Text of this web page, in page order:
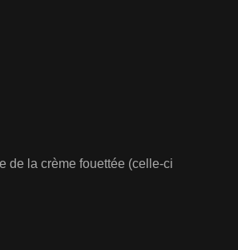
de la crème fouettée (celle-ci